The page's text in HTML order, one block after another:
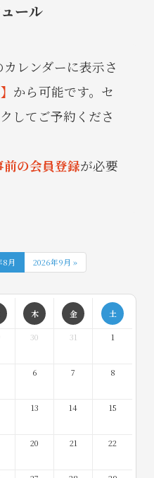
ール
レンダーに表示さ
から可能です。セ
してご予約くださ
前の会員登録が必要
8月 2026年9月 »
木 金 土
30 31 1
6 7 8
13 14 15
20 21 22